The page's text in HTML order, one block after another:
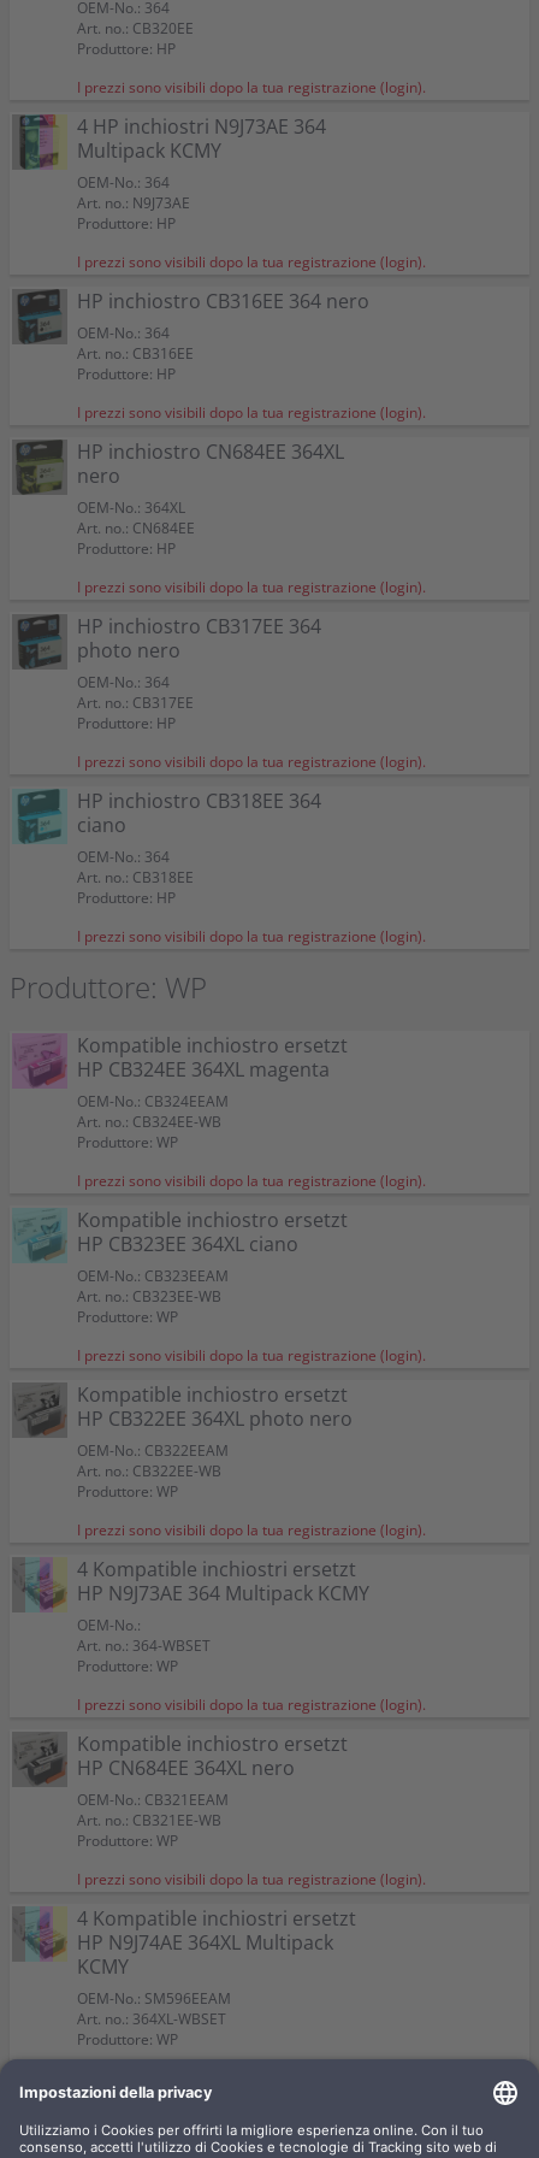
OEM-No.: 364
Art. no.: CB320EE
Produttore: HP
I prezzi sono visibili dopo la tua registrazione (login).
4 HP inchiostri N9J73AE 364
Multipack KCMY
OEM-No.: 364
Art. no.: N9J73AE
Produttore: HP
I prezzi sono visibili dopo la tua registrazione (login).
HP inchiostro CB316EE 364 nero
OEM-No.: 364
Art. no.: CB316EE
Produttore: HP
I prezzi sono visibili dopo la tua registrazione (login).
HP inchiostro CN684EE 364XL
nero
OEM-No.: 364XL
Art. no.: CN684EE
Produttore: HP
I prezzi sono visibili dopo la tua registrazione (login).
HP inchiostro CB317EE 364
photo nero
OEM-No.: 364
Art. no.: CB317EE
Produttore: HP
I prezzi sono visibili dopo la tua registrazione (login).
HP inchiostro CB318EE 364
ciano
OEM-No.: 364
Art. no.: CB318EE
Produttore: HP
I prezzi sono visibili dopo la tua registrazione (login).
Produttore: WP
Kompatible inchiostro ersetzt
HP CB324EE 364XL magenta
OEM-No.: CB324EEAM
Art. no.: CB324EE-WB
Produttore: WP
I prezzi sono visibili dopo la tua registrazione (login).
Kompatible inchiostro ersetzt
HP CB323EE 364XL ciano
OEM-No.: CB323EEAM
Art. no.: CB323EE-WB
Produttore: WP
I prezzi sono visibili dopo la tua registrazione (login).
Kompatible inchiostro ersetzt
HP CB322EE 364XL photo nero
OEM-No.: CB322EEAM
Art. no.: CB322EE-WB
Produttore: WP
I prezzi sono visibili dopo la tua registrazione (login).
4 Kompatible inchiostri ersetzt
HP N9J73AE 364 Multipack KCMY
OEM-No.:
Art. no.: 364-WBSET
Produttore: WP
I prezzi sono visibili dopo la tua registrazione (login).
Kompatible inchiostro ersetzt
HP CN684EE 364XL nero
OEM-No.: CB321EEAM
Art. no.: CB321EE-WB
Produttore: WP
I prezzi sono visibili dopo la tua registrazione (login).
4 Kompatible inchiostri ersetzt
HP N9J74AE 364XL Multipack
KCMY
OEM-No.: SM596EEAM
Art. no.: 364XL-WBSET
Produttore: WP
HP CB325EE 364XL giallo